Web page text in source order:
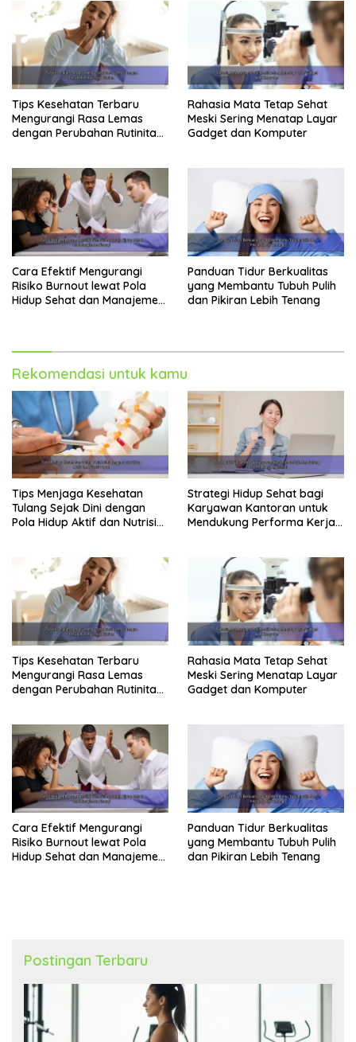
Tips Kesehatan Terbaru
Mengurangi Rasa Lemas
dengan Perubahan Rutinitas
Rahasia Mata Tetap Sehat
Meski Sering Menatap Layar
Gadget dan Komputer
Cara Efektif Mengurangi
Risiko Burnout lewat Pola
Hidup Sehat dan Manajemen
Panduan Tidur Berkualitas
yang Membantu Tubuh Pulih
dan Pikiran Lebih Tenang
Rekomendasi untuk kamu
Tips Menjaga Kesehatan
Tulang Sejak Dini dengan
Pola Hidup Aktif dan Nutrisi
Strategi Hidup Sehat bagi
Karyawan Kantoran untuk
Mendukung Performa Kerja
Tips Kesehatan Terbaru
Mengurangi Rasa Lemas
dengan Perubahan Rutinitas
Rahasia Mata Tetap Sehat
Meski Sering Menatap Layar
Gadget dan Komputer
Cara Efektif Mengurangi
Risiko Burnout lewat Pola
Hidup Sehat dan Manajemen
Panduan Tidur Berkualitas
yang Membantu Tubuh Pulih
dan Pikiran Lebih Tenang
Postingan Terbaru